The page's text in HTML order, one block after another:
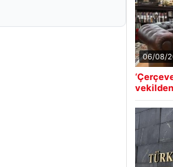
06/08/
vekilden